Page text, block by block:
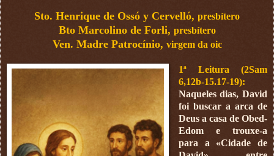
Sto. Henrique de Ossó y Cervelló, presbítero
Bto Marcolino de Forli, presbítero
Ven. Madre Patrocínio, virgem da oic
1ª Leitura (2Sam
6,12b-15.17-19):
Naqueles dias, David
foi buscar a arca de
Deus a casa de Obed-
Edom e trouxe-a
para a «Cidade de